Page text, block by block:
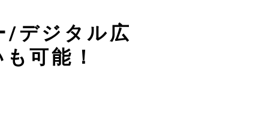
/デジタル広
可能！